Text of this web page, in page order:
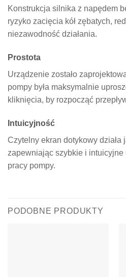
Konstrukcja silnika z napędem
ryzyko zacięcia kół zębatych,
niezawodność działania.
Prostota
Urządzenie zostało
pompy była maksymalnie
kliknięcia, by rozpocząć
Intuicyjność
Czytelny ekran dotykowy działa
zapewniając szybkie i
pracy pompy.
PODOBNE PRODUKTY